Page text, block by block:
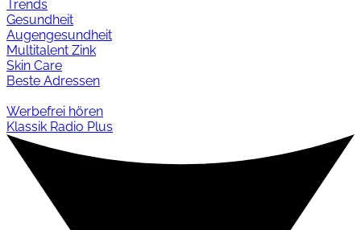
Trends
Gesundheit
Augengesundheit
Multitalent Zink
Skin Care
Beste Adressen
Werbefrei hören
Klassik Radio Plus